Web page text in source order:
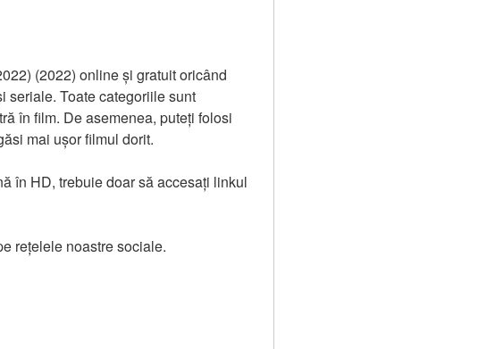
(2022) online și gratuit oricând
seriale. Toate categoriile sunt
în film. De asemenea, puteți folosi
mai ușor filmul dorit.
în HD, trebuie doar să accesați linkul
rețelele noastre sociale.